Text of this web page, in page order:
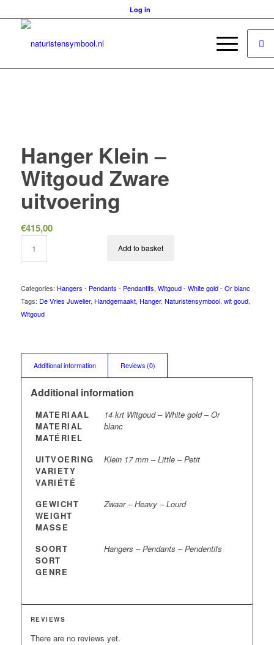
Log in
Hanger Klein –
Witgoud Zware
uitvoering
€415,00
Add to basket
Categories: Hangers - Pendants - Pendantifs, Witgoud - White gold - Or blanc
Tags: De Vries Juwelier, Handgemaakt, Hanger, Naturistensymbool, wit goud,
Witgoud
Additional information Reviews (0)
Additional information
MATERIAAL
MATERIAL
MATÉRIEL
14 krt Witgoud – White gold – Or
blanc
UITVOERING
VARIETY
VARIÉTÉ
Klein 17 mm – Little – Petit
GEWICHT
WEIGHT
MASSE
Zwaar – Heavy – Lourd
SOORT
SORT
GENRE
Hangers – Pendants – Pendentifs
REVIEWS
There are no reviews yet.